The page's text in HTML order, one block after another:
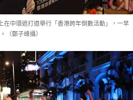
在中環遮打道舉行「香港跨年倒數活動」，一早
（鄭子峰攝）